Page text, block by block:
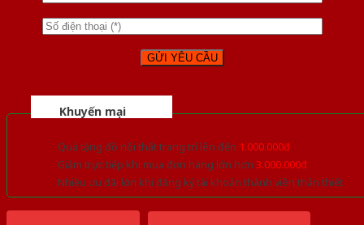
Khuyến mại
Quà tặng đồ nội thất trang trí lên đến 1.000.000đ
Giảm trực tiếp khi mua đơn hàng lớn hơn 3.000.000đ
Nhiều ưu đãi lớn khi đăng ký tài khoản thành viên thân thiết